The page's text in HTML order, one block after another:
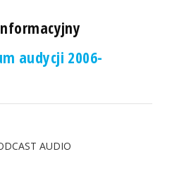
audycji 2006-
AUDIO